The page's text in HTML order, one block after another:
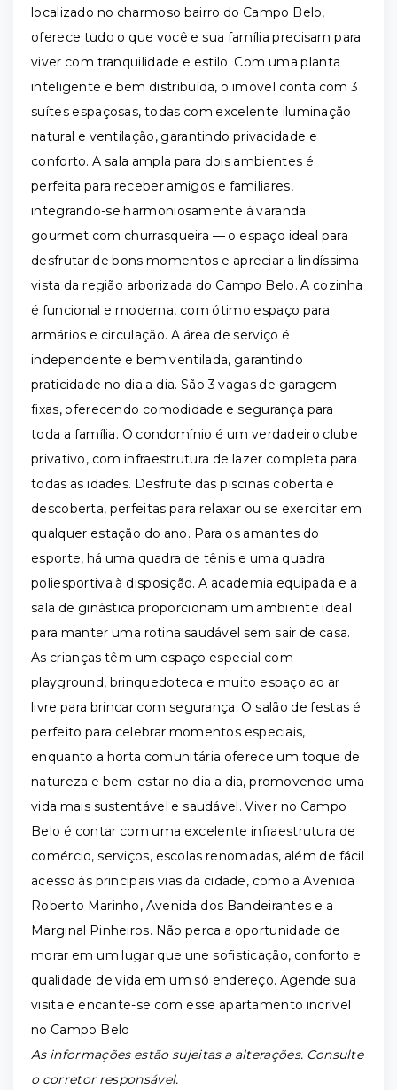
localizado no charmoso bairro do Campo Belo,
oferece tudo o que você e sua família precisam para
viver com tranquilidade e estilo. Com uma planta
inteligente e bem distribuída, o imóvel conta com 3
suítes espaçosas, todas com excelente iluminação
natural e ventilação, garantindo privacidade e
conforto. A sala ampla para dois ambientes é
perfeita para receber amigos e familiares,
integrando-se harmoniosamente à varanda
gourmet com churrasqueira — o espaço ideal para
desfrutar de bons momentos e apreciar a lindíssima
vista da região arborizada do Campo Belo. A cozinha
é funcional e moderna, com ótimo espaço para
armários e circulação. A área de serviço é
independente e bem ventilada, garantindo
praticidade no dia a dia. São 3 vagas de garagem
fixas, oferecendo comodidade e segurança para
toda a família. O condomínio é um verdadeiro clube
privativo, com infraestrutura de lazer completa para
todas as idades. Desfrute das piscinas coberta e
descoberta, perfeitas para relaxar ou se exercitar em
qualquer estação do ano. Para os amantes do
esporte, há uma quadra de tênis e uma quadra
poliesportiva à disposição. A academia equipada e a
sala de ginástica proporcionam um ambiente ideal
para manter uma rotina saudável sem sair de casa.
As crianças têm um espaço especial com
playground, brinquedoteca e muito espaço ao ar
livre para brincar com segurança. O salão de festas é
perfeito para celebrar momentos especiais,
enquanto a horta comunitária oferece um toque de
natureza e bem-estar no dia a dia, promovendo uma
vida mais sustentável e saudável. Viver no Campo
Belo é contar com uma excelente infraestrutura de
comércio, serviços, escolas renomadas, além de fácil
acesso às principais vias da cidade, como a Avenida
Roberto Marinho, Avenida dos Bandeirantes e a
Marginal Pinheiros. Não perca a oportunidade de
morar em um lugar que une sofisticação, conforto e
qualidade de vida em um só endereço. Agende sua
visita e encante-se com esse apartamento incrível
no Campo Belo
As informações estão sujeitas a alterações. Consulte
o corretor responsável.